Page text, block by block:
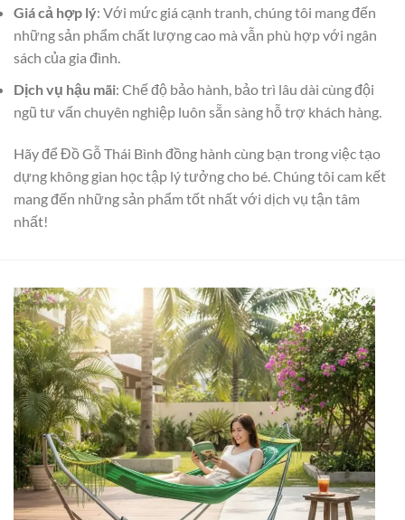
Giá cả hợp lý: Với mức giá cạnh tranh, chúng tôi mang đến
những sản phẩm chất lượng cao mà vẫn phù hợp với ngân
sách của gia đình.
Dịch vụ hậu mãi: Chế độ bảo hành, bảo trì lâu dài cùng đội
ngũ tư vấn chuyên nghiệp luôn sẵn sàng hỗ trợ khách hàng.
Hãy để Đồ Gỗ Thái Bình đồng hành cùng bạn trong việc tạo
dựng không gian học tập lý tưởng cho bé. Chúng tôi cam kết
mang đến những sản phẩm tốt nhất với dịch vụ tận tâm
nhất!